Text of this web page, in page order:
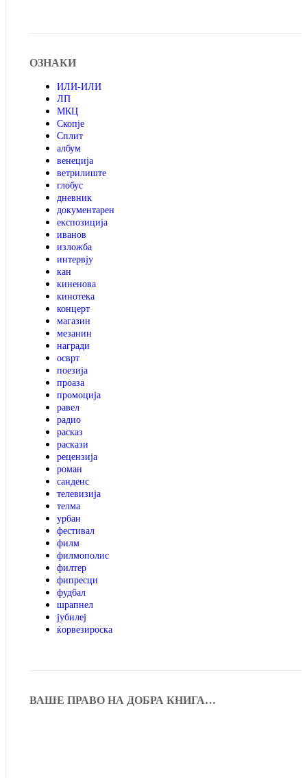
ОЗНАКИ
ИЛИ-ИЛИ
ЛП
МКЦ
Скопје
Сплит
албум
венеција
ветрилиште
глобус
дневник
документарен
експозиција
иванов
изложба
интервју
кан
киненова
кинотека
концерт
магазин
мезанин
награди
осврт
поезија
проаза
промоција
равел
радио
расказ
раскази
рецензија
роман
санденс
телевизија
телма
урбан
фестивал
филм
филмополис
филтер
фипресци
фудбал
шрапнел
јубилеј
ќорвезироска
ВАШЕ ПРАВО НА ДОБРА КНИГА…